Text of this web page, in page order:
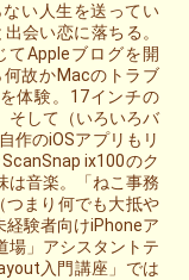
い人生を送ってい
会い恋に落ちる。
Appleブログを開
故かMacのトラブ
体験。17インチの
そして（いろいろバ
作のiOSアプリもリ
ix100のク
は音楽。「ねこ事務
つまり何でも大抵や
験者向けiPhoneア
場」アシスタントテ
入門講座」では